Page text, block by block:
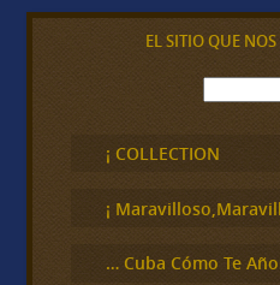
EL SITIO QUE
B
u
c
a
¡ COLLECTION
¡
… Cuba Cómo Te